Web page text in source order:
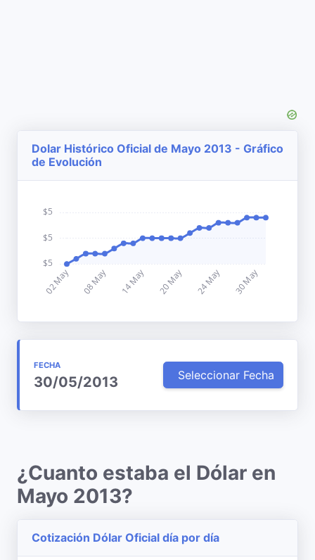
Dolar Histórico Oficial de Mayo 2013 - Gráfico
de Evolución
FECHA
30/05/2013 Seleccionar Fecha
¿Cuanto estaba el Dólar en
Mayo 2013?
Cotización Dólar Oficial día por día